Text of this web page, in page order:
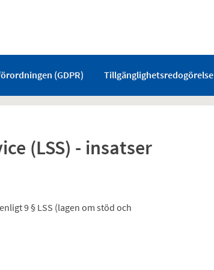
(GDPR) Tillgänglighetsredogörelse
(LSS) - insatser
9 § LSS (lagen om stöd och